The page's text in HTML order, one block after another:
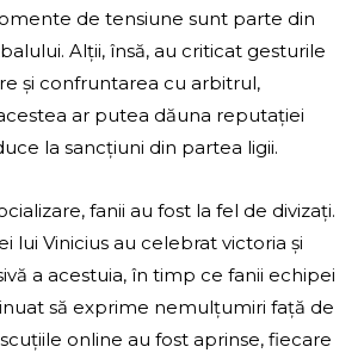
de tensiune sunt parte din
Alții, însă, au criticat gesturile
și confruntarea cu arbitrul,
ar putea dăuna reputației
la sancțiuni din partea ligii.
fanii au fost la fel de divizați.
lui Vinicius au celebrat victoria și
a acestuia, în timp ce fanii echipei
să exprime nemulțumiri față de
online au fost aprinse, fiecare